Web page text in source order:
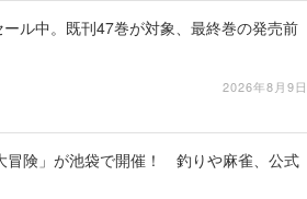
ル中。既刊47巻が対象、最終巻の発売前
2026年8月9日
冒険」が池袋で開催！ 釣りや麻雀、公式